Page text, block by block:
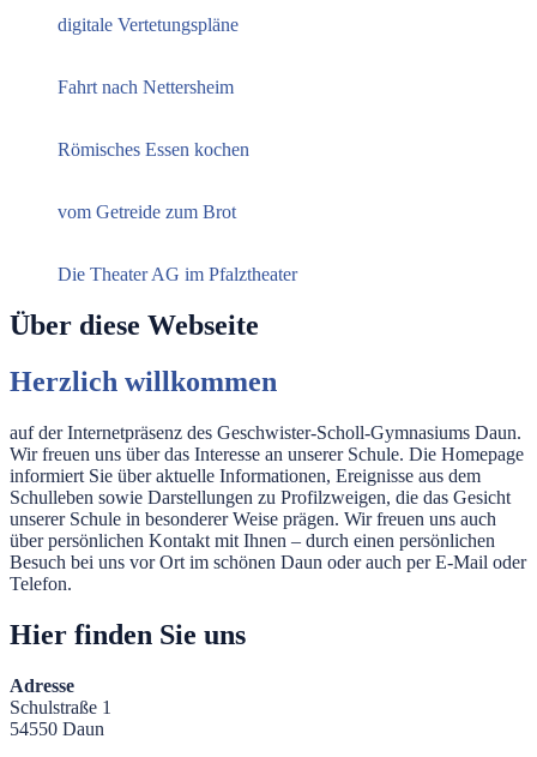
digitale Vertetungspläne
Fahrt nach Nettersheim
Römisches Essen kochen
vom Getreide zum Brot
Die Theater AG im Pfalztheater
Über diese Webseite
Herzlich willkommen
auf der Internetpräsenz des Geschwister-Scholl-Gymnasiums Daun.
Wir freuen uns über das Interesse an unserer Schule. Die Homepage
informiert Sie über aktuelle Informationen, Ereignisse aus dem
Schulleben sowie Darstellungen zu Profilzweigen, die das Gesicht
unserer Schule in besonderer Weise prägen. Wir freuen uns auch
über persönlichen Kontakt mit Ihnen – durch einen persönlichen
Besuch bei uns vor Ort im schönen Daun oder auch per E-Mail oder
Telefon.
Hier finden Sie uns
Adresse
Schulstraße 1
54550 Daun